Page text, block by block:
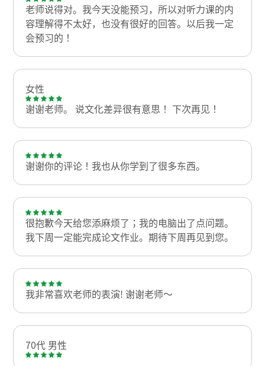
老师说得对。我今天没能预习，所以对听力课的内
容理解得不太好，也没有很好的回答。以后我一定
会预习的！
女性
谢谢老师。 说文化差异很有意思！ 下次再见！
谢谢你的评论！我也从你学到了很多东西。
很抱歉今天给您添麻烦了；我的电脑出了点问题。
我下周一定能完成论文作业。期待下周再见到您。
我非常喜欢老师的表演! 谢谢老师～
70代 男性